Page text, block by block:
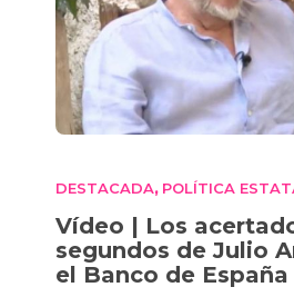
DESTACADA, POLÍTICA
Vídeo | Los
segundos de Julio
el Banco de España